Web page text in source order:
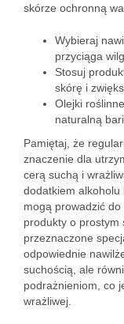
skórze ochronną
Wybieraj
przyciąga
Stosuj
skórę i
Olejki
naturalną
Pamiętaj, że
znaczenie dla
cerą suchą i
dodatkiem alkoholu
mogą prowadzić
produkty o prostym
przeznaczone
odpowiednie
suchością, ale
podrażnieniom, co
wrażliwej.